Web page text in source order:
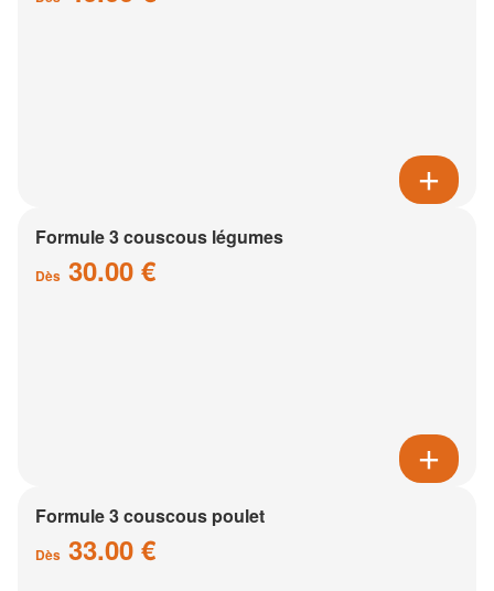
Formule 3 couscous légumes
Dès 30.00 €
Formule 3 couscous poulet
Dès 33.00 €